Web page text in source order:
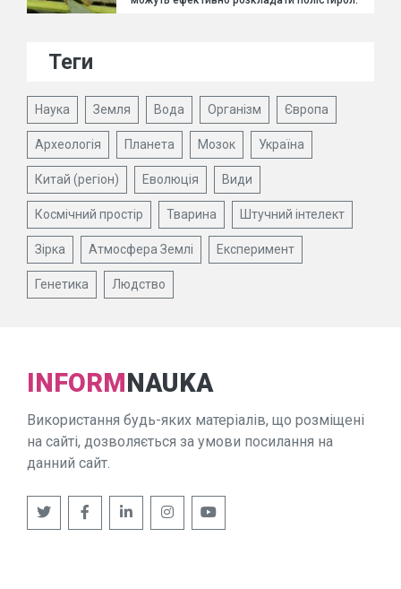
Теги
Наука Земля Вода Організм Європа
Археологія Планета Мозок Україна
Китай (регіон) Еволюція Види
Космічний простір Тварина Штучний інтелект
Зірка Атмосфера Землі Експеримент
Генетика Людство
INFORMNAUKA
Використання будь-яких матеріалів, що розміщені
на сайті, дозволяється за умови посилання на
данний сайт.